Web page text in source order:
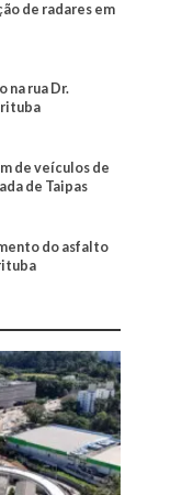
de radares em
na rua Dr.
de veículos de
de Taipas
do asfalto